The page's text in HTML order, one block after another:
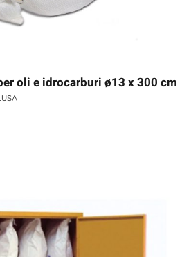
oli e idrocarburi ø13 x 300 cm